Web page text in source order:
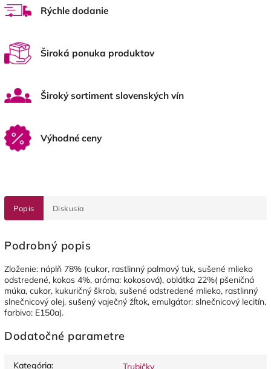
Rýchle dodanie
Široká ponuka produktov
Široký sortiment slovenských vín
Výhodné ceny
Popis Diskusia
Podrobný popis
Zloženie: náplň 78% (cukor, rastlinný palmový tuk, sušené mlieko
odstredené, kokos 4%, aróma: kokosová), oblátka 22%( pšeničná
múka, cukor, kukuričný škrob, sušené odstredené mlieko, rastlinný
slnečnicový olej, sušený vaječný žĺtok, emulgátor: slnečnicový lecitín,
farbivo: E150a).
Dodatočné parametre
Kategória:
Trubičky